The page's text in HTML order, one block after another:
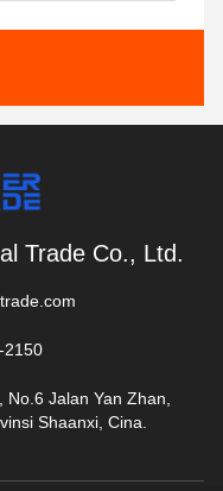
Trade Co., Ltd.
2150
Jalan Yan Zhan,
Shaanxi, Cina.